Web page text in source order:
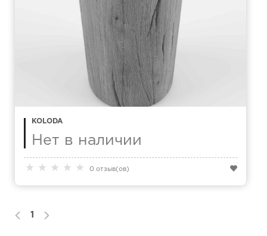
★ ★ ★ ★ ★ 0 отзыв(ов)
KOLODA
Нет в наличии
1